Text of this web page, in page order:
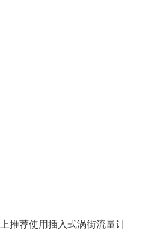
推荐使用插入式涡街流量计